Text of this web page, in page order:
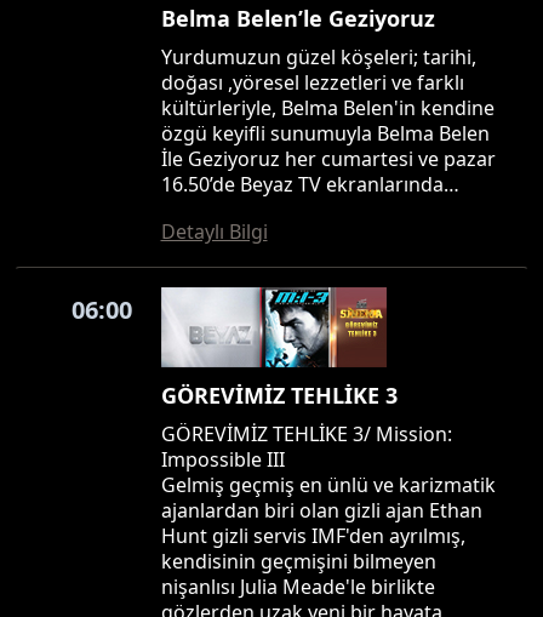
Belma Belen’le Geziyoruz
Yurdumuzun güzel köşeleri; tarihi,
doğası ,yöresel lezzetleri ve farklı
kültürleriyle, Belma Belen'in kendine
özgü keyifli sunumuyla Belma Belen
İle Geziyoruz her cumartesi ve pazar
16.50’de Beyaz TV ekranlarında…
Detaylı Bilgi
06:00
GÖREVİMİZ TEHLİKE 3
GÖREVİMİZ TEHLİKE 3/ Mission:
Impossible III
Gelmiş geçmiş en ünlü ve karizmatik
ajanlardan biri olan gizli ajan Ethan
Hunt gizli servis IMF'den ayrılmış,
kendisinin geçmişini bilmeyen
nişanlısı Julia Meade'le birlikte